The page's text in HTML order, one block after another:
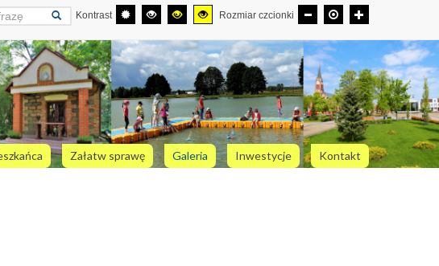
Kontrast Rozmiar czcionki
Załatw sprawę Galeria Inwestycje Kontakt